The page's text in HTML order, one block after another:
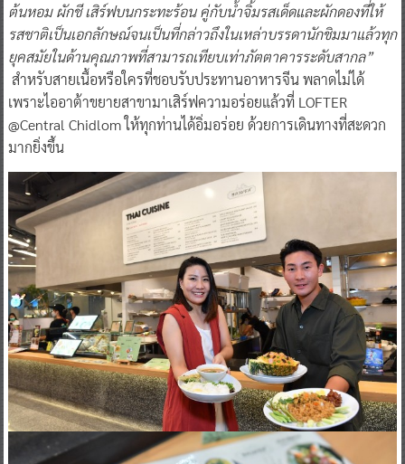
ต้นหอม ผักชี เสิร์ฟบนกระทะร้อน คู่กับน้ำจิ้มรสเด็ดและผักดองที่ให้
รสชาติเป็นเอกลักษณ์จนเป็นที่กล่าวถึงในเหล่าบรรดานักชิมมาแล้วทุก
ยุคสมัยในด้านคุณภาพที่สามารถเทียบเท่าภัตตาคารระดับสากล”
สำหรับสายเนื้อหรือใครที่ชอบรับประทานอาหารจีน พลาดไม่ได้
เพราะไออาต้าขยายสาขามาเสิร์ฟความอร่อยแล้วที่ LOFTER
@Central Chidlom ให้ทุกท่านได้อิ่มอร่อย ด้วยการเดินทางที่สะดวก
มากยิ่งขึ้น